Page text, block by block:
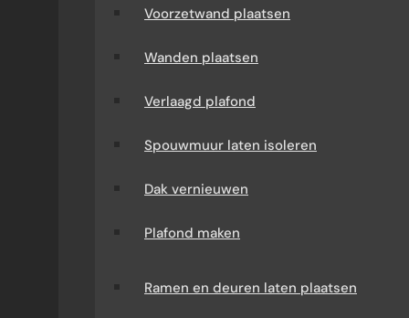
Voorzetwand plaatsen
Wanden plaatsen
Verlaagd plafond
Spouwmuur laten isoleren
Dak vernieuwen
Plafond maken
Ramen en deuren laten plaatsen